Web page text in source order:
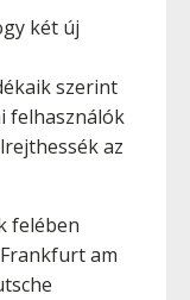
két új
szerint
felhasználók
az
felében
am